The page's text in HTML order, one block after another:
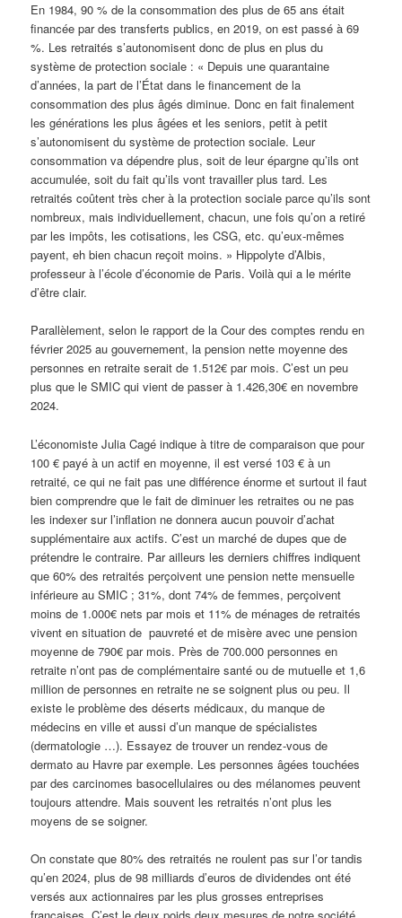
En 1984, 90 % de la consommation des plus de 65 ans était
financée par des transferts publics, en 2019, on est passé à 69
%. Les retraités s’autonomisent donc de plus en plus du
système de protection sociale : « Depuis une quarantaine
d’années, la part de l’État dans le financement de la
consommation des plus âgés diminue. Donc en fait finalement
les générations les plus âgées et les seniors, petit à petit
s’autonomisent du système de protection sociale. Leur
consommation va dépendre plus, soit de leur épargne qu’ils ont
accumulée, soit du fait qu’ils vont travailler plus tard. Les
retraités coûtent très cher à la protection sociale parce qu’ils sont
nombreux, mais individuellement, chacun, une fois qu’on a retiré
par les impôts, les cotisations, les CSG, etc. qu’eux-mêmes
payent, eh bien chacun reçoit moins. » Hippolyte d’Albis,
professeur à l’école d’économie de Paris. Voilà qui a le mérite
d’être clair.
Parallèlement, selon le rapport de la Cour des comptes rendu en
février 2025 au gouvernement, la pension nette moyenne des
personnes en retraite serait de 1.512€ par mois. C’est un peu
plus que le SMIC qui vient de passer à 1.426,30€ en novembre
2024.
L’économiste Julia Cagé indique à titre de comparaison que pour
100 € payé à un actif en moyenne, il est versé 103 € à un
retraité, ce qui ne fait pas une différence énorme et surtout il faut
bien comprendre que le fait de diminuer les retraites ou ne pas
les indexer sur l’inflation ne donnera aucun pouvoir d’achat
supplémentaire aux actifs. C’est un marché de dupes que de
prétendre le contraire. Par ailleurs les derniers chiffres indiquent
que 60% des retraités perçoivent une pension nette mensuelle
inférieure au SMIC ; 31%, dont 74% de femmes, perçoivent
moins de 1.000€ nets par mois et 11% de ménages de retraités
vivent en situation de pauvreté et de misère avec une pension
moyenne de 790€ par mois. Près de 700.000 personnes en
retraite n’ont pas de complémentaire santé ou de mutuelle et 1,6
million de personnes en retraite ne se soignent plus ou peu. Il
existe le problème des déserts médicaux, du manque de
médecins en ville et aussi d’un manque de spécialistes
(dermatologie …). Essayez de trouver un rendez-vous de
dermato au Havre par exemple. Les personnes âgées touchées
par des carcinomes basocellulaires ou des mélanomes peuvent
toujours attendre. Mais souvent les retraités n’ont plus les
moyens de se soigner.
On constate que 80% des retraités ne roulent pas sur l’or tandis
qu’en 2024, plus de 98 milliards d’euros de dividendes ont été
versés aux actionnaires par les plus grosses entreprises
françaises. C’est le deux poids deux mesures de notre société.